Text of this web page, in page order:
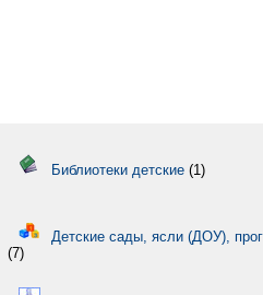
Библиотеки детские (1)
Детские сады, ясли (ДОУ),
(7)